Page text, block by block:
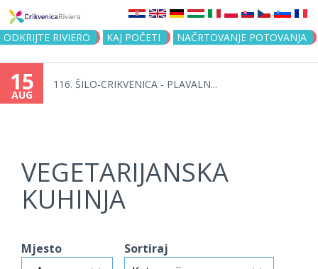
Jump to navigation
ODKRIJTE RIVIERO KAJ POČETI NAČRTOVANJE POTOVANJA
15
AUG
116. ŠILO-CRIKVENICA - PLAVALN...
VEGETARIJANSKA
KUHINJA
Mjesto Sortiraj